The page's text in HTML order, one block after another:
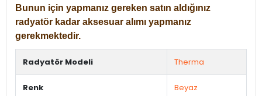
Bunun için yapmanız gereken satın aldığınız
radyatör kadar aksesuar alımı yapmanız
gerekmektedir.
Radyatör Modeli Therma
Renk Beyaz